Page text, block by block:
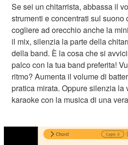
Se sei un chitarrista, abbassa il
strumenti e concentrati sul suono
cogliere ad orecchio anche la
il mix, silenzia la parte della
della band. È la cosa che si
palco con la tua band preferita!
ritmo? Aumenta il volume di
pratica mirata. Oppure silenzia la
karaoke con la musica di una